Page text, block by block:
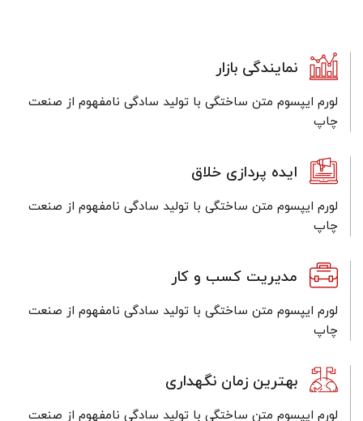
نمایندگی بازار
لورم ایپسوم متن ساختگی با تولید سادگی نامفهوم از صنعت
چاپ
ایده پردازی خلاق
لورم ایپسوم متن ساختگی با تولید سادگی نامفهوم از صنعت
چاپ
مدیریت کسب و کار
لورم ایپسوم متن ساختگی با تولید سادگی نامفهوم از صنعت
چاپ
بهترین زمان نگهداری
لورم ایپسوم متن ساختگی با تولید سادگی نامفهوم از صنعت